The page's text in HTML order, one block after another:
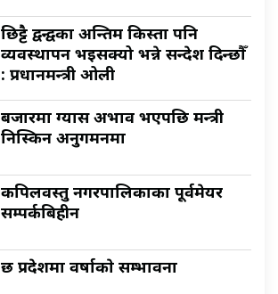
छिट्टै द्वन्द्वका अन्तिम किस्ता पनि
व्यवस्थापन भइसक्यो भन्ने सन्देश दिन्छौँ
: प्रधानमन्त्री ओली
बजारमा ग्यास अभाव भएपछि मन्त्री
निस्किन अनुगमनमा
कपिलवस्तु नगरपालिकाका पूर्वमेयर
सम्पर्कबिहीन
छ प्रदेशमा वर्षाकाे सम्भावना